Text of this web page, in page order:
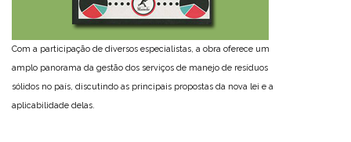
Com a participação de diversos especialistas, a obra oferece um
amplo panorama da gestão dos serviços de manejo de resíduos
sólidos no país, discutindo as principais propostas da nova lei e a
aplicabilidade delas.